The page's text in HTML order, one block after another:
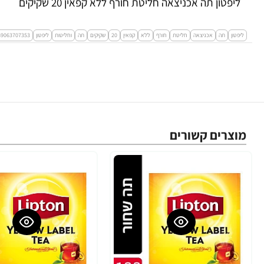
ליפטון תה אכניצאה חליטת חורף ללא קפאין 20 שקיקים תה וחליטות ליפטון
מוצרים קשורים